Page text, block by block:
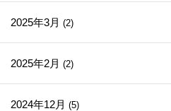
2025年3月 (2)
2025年2月 (2)
2024年12月 (5)